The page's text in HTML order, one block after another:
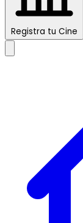
Registra tu Cine